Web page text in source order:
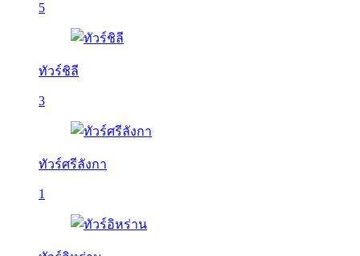
5
ทัวร์ชิลี
3
ทัวร์ศรีลังกา
1